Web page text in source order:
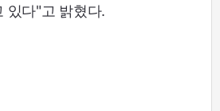
있다"고 밝혔다.